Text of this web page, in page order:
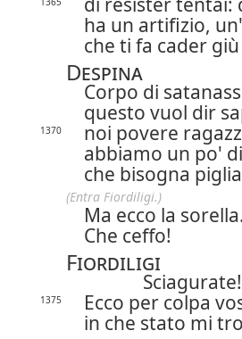
ha un artifizio,
che ti fa cader
Despina
Corpo di
questo vuol dir
1370
noi povere
abbiamo un po'
che bisogna
(Entra Fiordiligi.)
Ma ecco la sorella.
Che ceffo!
Fiordiligi
Sciagurate!
1375
Ecco per colpa
in che stato mi